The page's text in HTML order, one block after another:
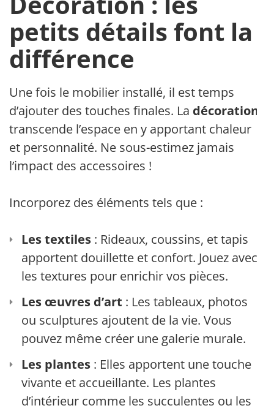
petits détails font la
différence
Une fois le mobilier installé, il est temps
d’ajouter des touches finales. La décoration
transcende l’espace en y apportant chaleur
et personnalité. Ne sous-estimez jamais
l’impact des accessoires !
Incorporez des éléments tels que :
Les textiles : Rideaux, coussins, et tapis
apportent douillette et confort. Jouez avec
les textures pour enrichir vos pièces.
Les œuvres d’art : Les tableaux, photos
ou sculptures ajoutent de la vie. Vous
pouvez même créer une galerie murale.
Les plantes : Elles apportent une touche
vivante et accueillante. Les plantes
d’intérieur comme les succulentes ou les